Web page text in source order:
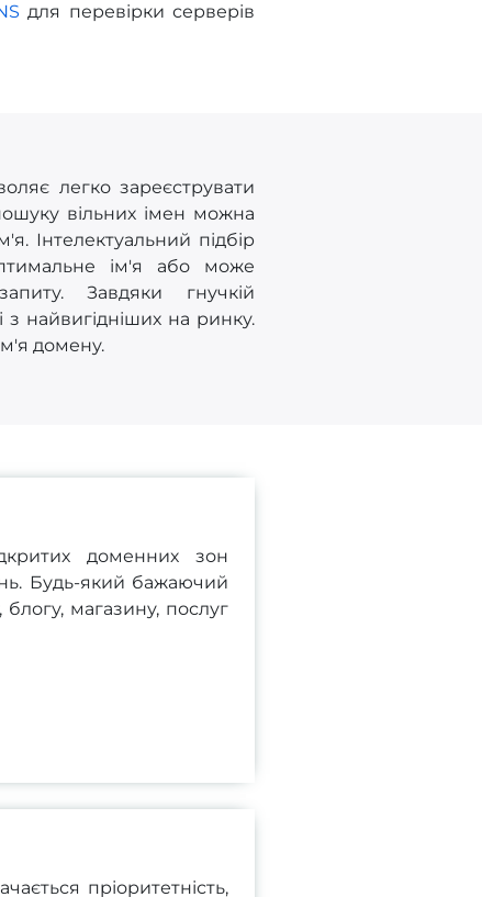
для перевірки серверів
легко зареєструвати
вільних імен можна
Інтелектуальний підбір
ім'я або може
Завдяки гнучкій
з найвигідніших на ринку.
домену.
доменних зон
Будь-який бажаючий
магазину, послуг
пріоритетність,